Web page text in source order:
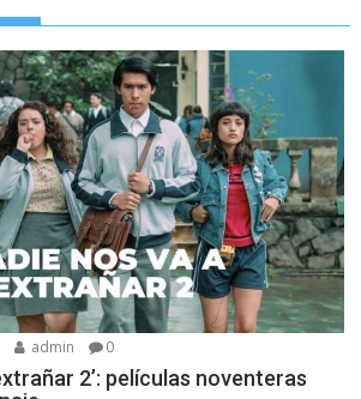
admin 0
2’: películas noventeras